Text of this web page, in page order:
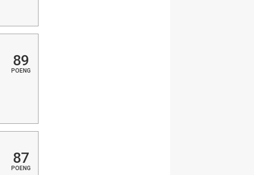
89
POENG
87
POENG